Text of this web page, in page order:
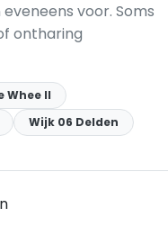
voor. Soms
ontharing
Whee II
Wijk 06 Delden